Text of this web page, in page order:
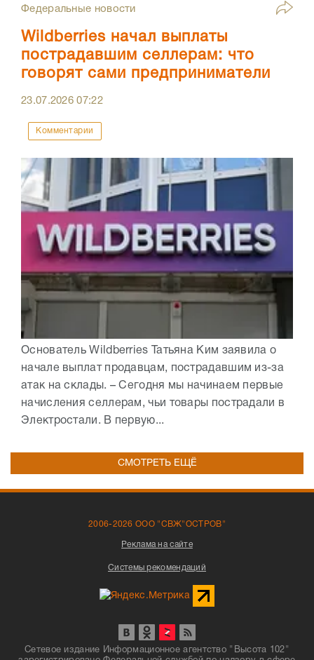
Федеральные новости
Wildberries начал выплаты
пострадавшим селлерам: что
говорят сами предприниматели
23.07.202607:22
Комментарии
Основатель Wildberries Татьяна Ким заявила о
начале выплат продавцам, пострадавшим из-за
атак на склады. – Сегодня мы начинаем первые
начисления селлерам, чьи товары пострадали в
Электростали. В первую...
СМОТРЕТЬ ЕЩЁ
2006-2026 ООО "СВЖ"ОСТРОВ"
Реклама на сайте
Системы рекомендаций
Сетевое издание Информационное агентство "Высота 102"